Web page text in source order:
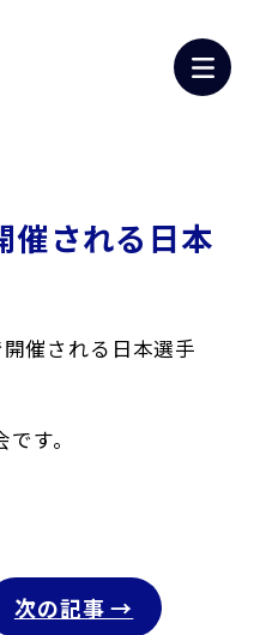
催される日本
催される日本選手
す。
次の記事 →